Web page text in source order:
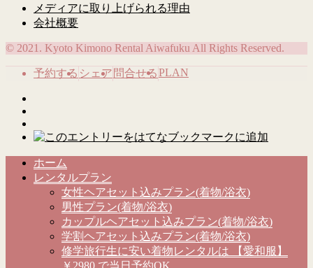
メディアに取り上げられる理由
会社概要
© 2021. Kyoto Kimono Rental Aiwafuku All Rights Reserved.
予約する シェア 問合せるPLAN
ホーム
レンタルプラン
女性ヘアセット込みプラン(着物/浴衣)
男性プラン(着物/浴衣)
カップルヘアセット込みプラン(着物/浴衣)
学割ヘアセット込みプラン(着物/浴衣)
修学旅行生に安い着物レンタルは 【愛和服】
￥2980 で当日予約OK